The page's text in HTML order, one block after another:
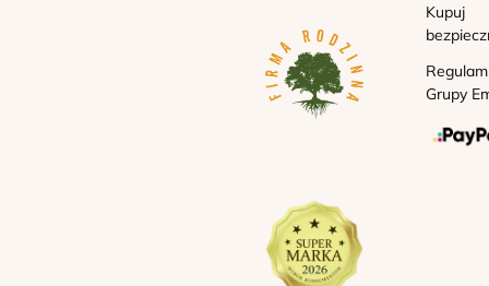
Kupuj
Grupy